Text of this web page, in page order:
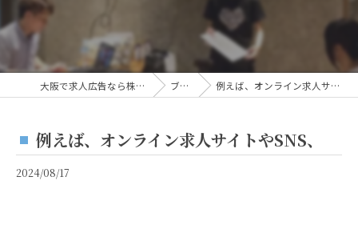
大阪で求人広告なら株式会社AOA ブログ 例えば、オンライン求人サイトやSNS、
例えば、オンライン求人サイトやSNS、
2024/08/17